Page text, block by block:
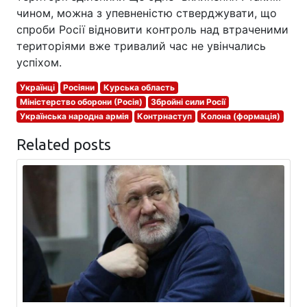
чином, можна з упевненістю стверджувати, що
спроби Росії відновити контроль над втраченими
територіями вже тривалий час не увінчались
успіхом.
Українці Росіяни
Курська область
Міністерство оборони (Росія)
Збройні сили Росії
Українська народна армія
Контрнаступ Колона (формація)
Related posts